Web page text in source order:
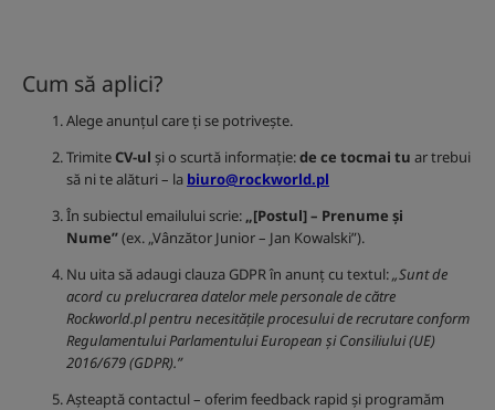
Cum să aplici?
Alege anunțul care ți se potrivește.
TrimiteCV-ul și o scurtă informație:de ce tocmai tu ar trebui
să ni te alături – la biuro@rockworld.pl
În subiectul emailului scrie: „[Postul] – Prenume și
Nume”(ex. „Vânzător Junior – Jan Kowalski”).
Nu uita să adaugi clauza GDPR în anunț cu textul:„Sunt de
acord cu prelucrarea datelor mele personale de către
Rockworld.pl pentru necesitățile procesului de recrutare conform
Regulamentului Parlamentului European și Consiliului (UE)
2016/679 (GDPR).”
Așteaptă contactul – oferim feedback rapid și programăm